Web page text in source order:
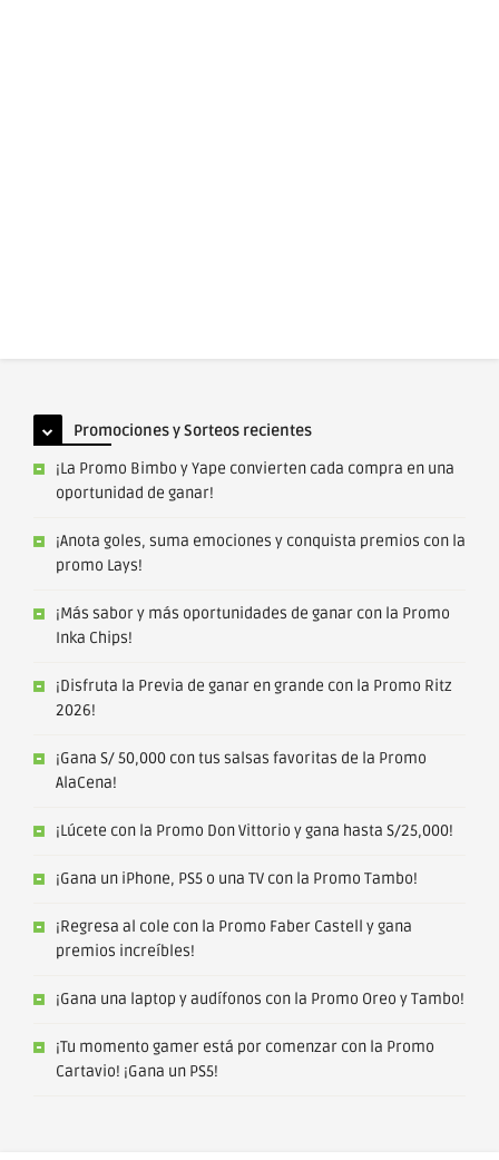
Promociones y Sorteos recientes
¡La Promo Bimbo y Yape convierten cada compra en una
oportunidad de ganar!
¡Anota goles, suma emociones y conquista premios con la
promo Lays!
¡Más sabor y más oportunidades de ganar con la Promo
Inka Chips!
¡Disfruta la Previa de ganar en grande con la Promo Ritz
2026!
¡Gana S/ 50,000 con tus salsas favoritas de la Promo
AlaCena!
¡Lúcete con la Promo Don Vittorio y gana hasta S/25,000!
¡Gana un iPhone, PS5 o una TV con la Promo Tambo!
¡Regresa al cole con la Promo Faber Castell y gana
premios increíbles!
¡Gana una laptop y audífonos con la Promo Oreo y Tambo!
¡Tu momento gamer está por comenzar con la Promo
Cartavio! ¡Gana un PS5!